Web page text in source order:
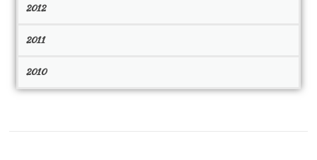
2012
2011
2010